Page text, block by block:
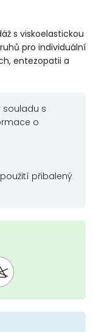
s viskoelastickou
pro individuální
entezopatii a
souladu s
o
přibalený